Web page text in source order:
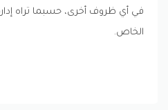
في أي ظروف أخرى، حسبما تراه
الخاص.